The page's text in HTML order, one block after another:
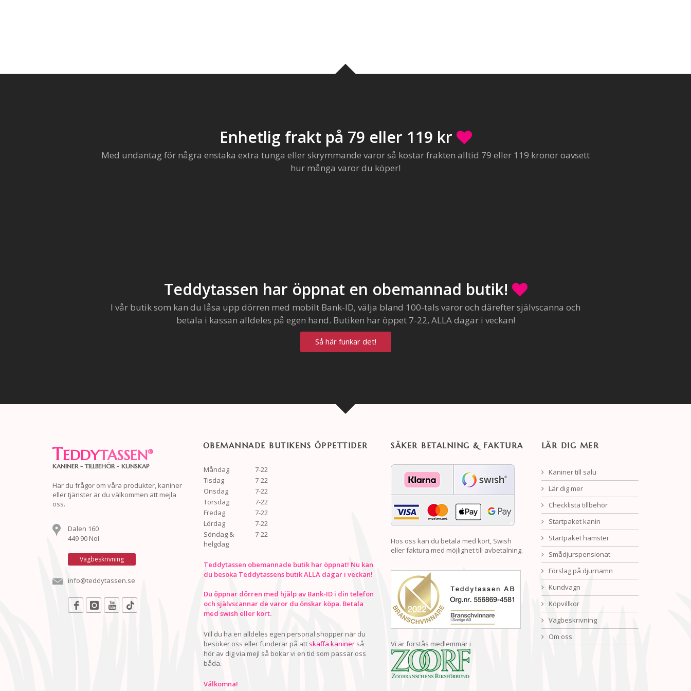
Enhetlig frakt på 79 eller 119 kr
Med undantag för några enstaka extra tunga eller skrymmande varor så kostar frakten alltid 79 eller 119 kronor oavsett
hur många varor du köper!
Teddytassen har öppnat en obemannad butik!
I vår butik som kan du låsa upp dörren med mobilt Bank-ID, välja bland 100-tals varor och därefter självscanna och
betala i kassan alldeles på egen hand. Butiken har öppet 7-22, ALLA dagar i veckan!
Så här funkar det!
TEDDYTASSEN®
KANINER - TILLBEHÖR - KUNSKAP
Har du frågor om våra produkter, kaniner
eller tjänster är du välkommen att mejla
oss.
Dalen 160
449 90 Nol
Vägbeskrivning
info@teddytassen.se
OBEMANNADE BUTIKENS ÖPPETTIDER
Måndag
7-22
Tisdag
7-22
Onsdag
7-22
Torsdag
7-22
Fredag
7-22
Lördag
7-22
Söndag &
helgdag
7-22
Teddytassen obemannade butik har öppnat! Nu kan
du besöka Teddytassens butik ALLA dagar i veckan!
Du öppnar dörren med hjälp av Bank-ID i din telefon
och självscannar de varor du önskar köpa. Betala
med swish eller kort.
Vill du ha en alldeles egen personal shopper när du
besöker oss eller funderar på att skaffa kaninerså
hör av dig via mejl så bokar vi en tid som passar oss
båda.
Välkomna!
SÄKER BETALNING & FAKTURA
Hos oss kan du betala med kort, Swish
eller faktura med möjlighet till avbetalning.
Vi är förstås medlemmar i
LÄR DIG MER
Kaniner till salu
Lär dig mer
Checklista tillbehör
Startpaket kanin
Startpaket hamster
Smådjurspensionat
Förslag på djurnamn
Kundvagn
Köpvillkor
Vägbeskrivning
Om oss